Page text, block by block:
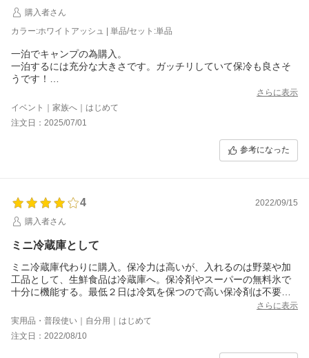
購入者さん
カラー:ホワイトアッシュ | 単品/セット:単品
一泊でキャンプの為購入。
一泊するには充分な大きさです。ガッチリしていて保冷も良さそ
うです！
大きい分、中に入れる物もしっかり冷やして保冷剤、氷などで隙
間を作らないようにする必要はあるかと思いますが今まで使って
いた物よりもはるかに高性能な感じです。
さらに表示
イベント｜家族へ｜はじめて
注文日：2025/07/01
参考になった
4
2022/09/15
購入者さん
ミニ冷蔵庫として
ミニ冷蔵庫代わりに購入。保冷力は高いが、入れるのは野菜や加
工品として、生鮮食品は冷蔵庫へ。保冷剤やスーパーの無料氷で
十分に機能する。最低２日は冷気を保つので高い保冷剤は不要か
なと思っていたが、底部に排水栓が無いため氷だと運用が面倒く
さい。結果としてキャンプグッズの大サイズ保冷剤を使用するこ
とに。これが大正解で一段と便利なグッズになりました。
さらに表示
実用品・普段使い｜自分用｜はじめて
注文日：2022/08/10